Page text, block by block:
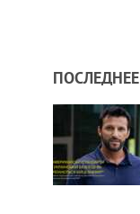
ПОСЛЕДНЕЕ